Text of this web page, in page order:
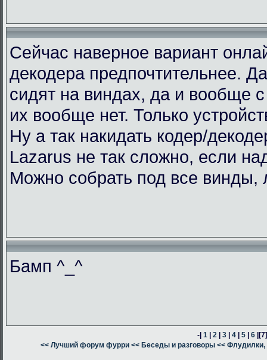
Сейчас наверное вариант
декодера предпочтительнее.
сидят на виндах, да и вообще с
их вообще нет. Только
Ну а так накидать кодер/
Lazarus не так сложно, если
Можно собрать под все винды,
Бамп ^_^
-|1 |2 |3 |4 |5 |6 |
<< Лучший форум фурри << Беседы и разговоры << Флудилки,